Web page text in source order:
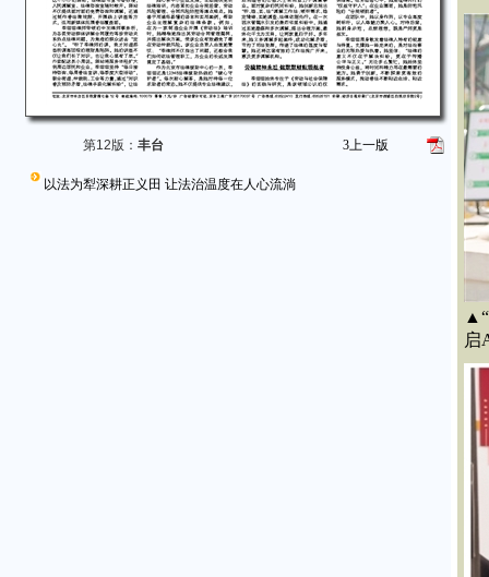
第12版： 丰台 3上一版
以法为犁深耕正义田 让法治温度在人心流淌
启